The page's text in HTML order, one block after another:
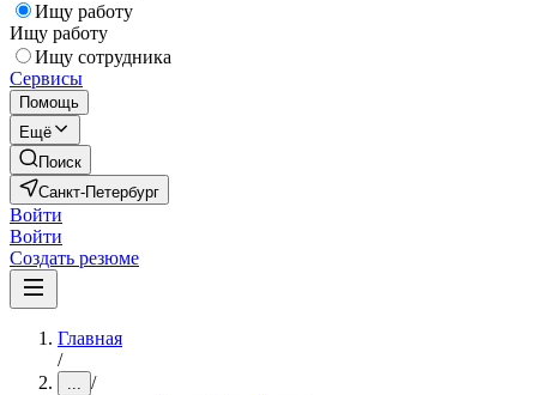
Ищу работу
Ищу работу
Ищу сотрудника
Сервисы
Помощь
Ещё
Поиск
Санкт-Петербург
Войти
Войти
Создать резюме
Главная
/
... /